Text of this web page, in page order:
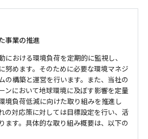
事業の推進
における環境負荷を定期的に監視し、
努めます。そのために必要な環境マネジ
の構築と運営を行います。また、当社の
ンにおいて地球環境に及ぼす影響を定量
境負荷低減に向けた取り組みを推進し
の対応策に対しては目標設定を行い、活
ます。具体的な取り組み概要は、以下の